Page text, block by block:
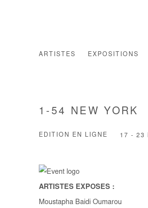
ARTISTES EXPOSITIONS
1-54 NEW YORK
EDITION EN LIGNE 17 - 23
ARTISTES EXPOSES :
Moustapha Baidi Oumarou